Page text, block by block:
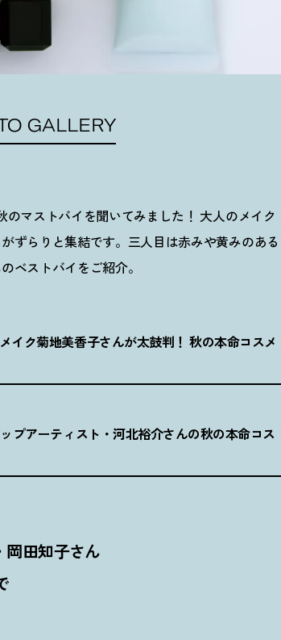
GALLERY
マストバイを聞いてみました ！ 大人のメイク
ずらりと集結です。三人目は赤みや黄みのある
ベストバイをご紹介。
イク菊地美香子さんが太鼓判 ！ 秋の本命コスメ
プアーティスト・河北裕介さんの秋の本命コス
岡田知子さん